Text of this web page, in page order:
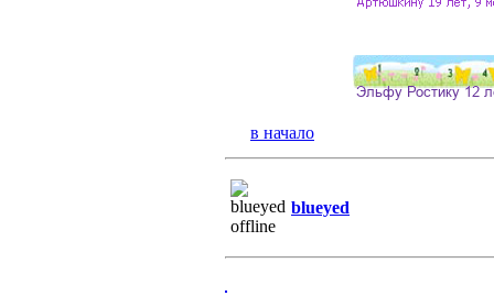
в начало
blueyed